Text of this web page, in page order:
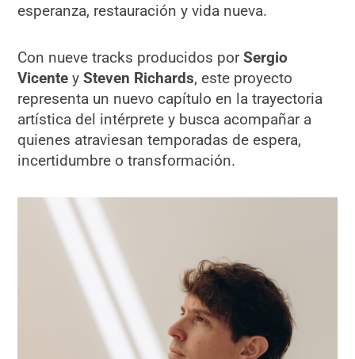
esperanza, restauración y vida nueva.
Con nueve tracks producidos porSergio
Vicente ySteven Richards, este proyecto
representa un nuevo capítulo en la trayectoria
artística del intérprete y busca acompañar a
quienes atraviesan temporadas de espera,
incertidumbre o transformación.